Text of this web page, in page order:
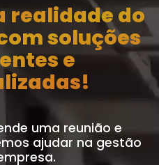
realidade do
soluções
e
uma reunião e
ajudar na gestão